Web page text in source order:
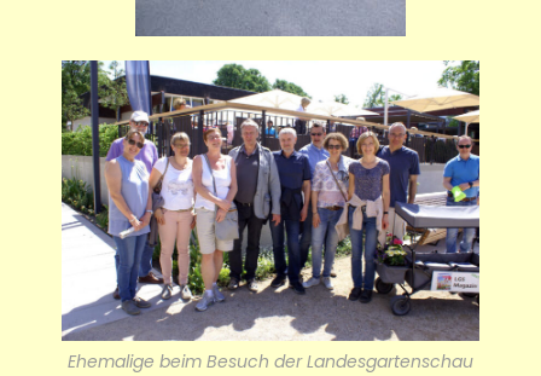
Ehemalige beim Besuch der Landesgartenschau